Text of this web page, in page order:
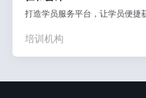
打造学员服务平台，让学员便捷
培训机构